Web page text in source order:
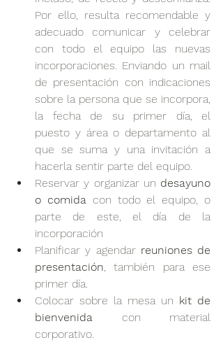
Por ello, resulta recomendable y
adecuado comunicar y celebrar
con todo el equipo las nuevas
incorporaciones. Enviando un mail
de presentación con indicaciones
sobre la persona que se incorpora,
la fecha de su primer día, el
puesto y área o departamento al
que se suma y una invitación a
hacerla sentir parte del equipo.
Reservar y organizar un desayuno
o comida con todo el equipo, o
parte de este, el día de la
incorporación
Planificar y agendar reuniones de
presentación , también para ese
primer día.
Colocar sobre la mesa un kit de
bienvenida con material
corporativo.